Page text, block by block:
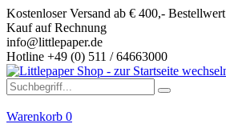
Kostenloser Versand ab € 400,- Bestellwert
Kauf auf Rechnung
info@littlepaper.de
Hotline +49 (0) 511 / 64663000
Warenkorb 0